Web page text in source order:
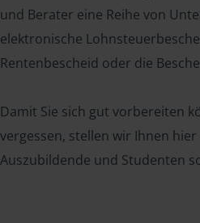
und Berater eine Reihe von
elektronische
Rentenbescheid oder die
Damit Sie sich gut vorbereiten
vergessen, stellen wir Ihnen
Auszubildende und Studenten